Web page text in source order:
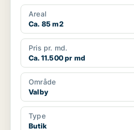
Areal
Ca. 85 m2
Pris pr. md.
Ca. 11.500 pr md
Område
Valby
Type
Butik